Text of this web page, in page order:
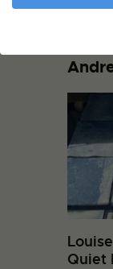
Quiet